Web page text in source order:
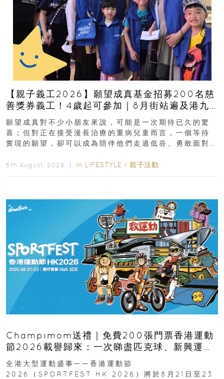
【親子義工2026】願望成真基金招募200名慈
善獎券義工！4歲起可參加｜8月街站遍及港九
新界
願望成真對不少小朋友來說，可能是一次期待已久的驚
喜；但對正在接受漫長治療的重病兒童而言，一個等待
實現的願望，卻可以成為陪伴他們走過低谷、勇敢面對
5th August, 2026 ｜ In LIFESTYLE / 親子活動
Champimom送禮｜免費200張門票香港運動
節2026載譽歸來：一次睇盡匹克球、新興運
動、街舞比賽＋逾百運動品牌展覽
全港大型運動盛事——香港運動節
2026（SPORTFEST HK 2026）將於8月21日至23